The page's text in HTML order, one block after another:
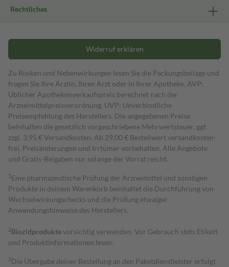
Rechtliches
Widerruf erklären
Zu Risiken und Nebenwirkungen lesen Sie die Packungsbeilage und
fragen Sie Ihre Ärztin, Ihren Arzt oder in Ihrer Apotheke. AVP:
Üblicher Apothekenverkaufspreis berechnet nach der
Arzneimittelpreisverordnung. UVP: Unverbindliche
Preisempfehlung des Herstellers. Die angegebenen Preise
beinhalten die gesetzlich vorgeschriebene Mehrwertsteuer, ggf.
zzgl. 3,95 € Versandkosten. Ab 29,00 € Bestell­wert versand­kosten­
frei. Preisänderungen und Irrtümer vorbehalten. Alle Angebote
und Gratis-Beigaben nur solange der Vorrat reicht.
1 Eine pharmazeutische Prüfung der Arzneimittel und sonstigen
Produkte in deinem Warenkorb beinhaltet die Durchführung von
Wechselwirkungschecks und die Prüfung etwaiger
Anwendungshinweise des Herstellers.
2Biozidproduktevorsichtig verwenden. Vor Gebrauch stets Etikett
und Produktinformationen lesen.
3Die Übergabe deiner Bestellung an den Paketdienstleister erfolgt